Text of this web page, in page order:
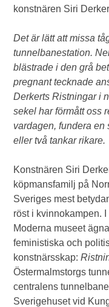
konstnären Siri
Det är lätt att missa
tunnelbanestation.
blästrade i den grå
pregnant tecknade
Derkerts Ristningar i
sekel har förmått oss
vardagen, fundera en
eller två tankar rikare.
Konstnären Siri
köpmansfamilj på
Sveriges mest
röst i kvinnokampen.
Moderna museet
feministiska och
konstnärsskap:
Östermalmstorgs
centralens
Sverigehuset vid